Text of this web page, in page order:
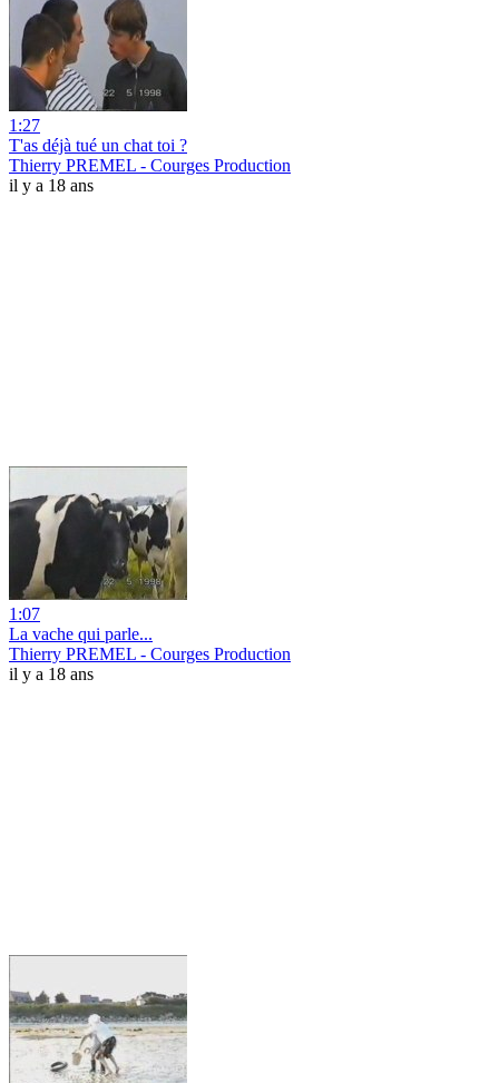
1:27
T'as déjà tué un chat toi ?
Thierry PREMEL - Courges Production
il y a 18 ans
1:07
La vache qui parle...
Thierry PREMEL - Courges Production
il y a 18 ans